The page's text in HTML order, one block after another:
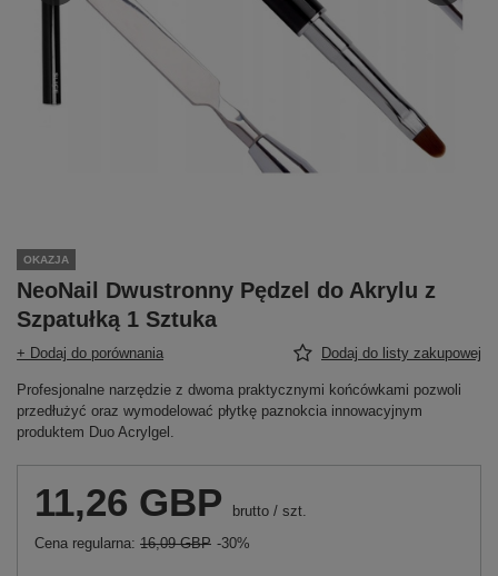
OKAZJA
NeoNail Dwustronny Pędzel do Akrylu z
Szpatułką 1 Sztuka
+ Dodaj do porównania Dodaj do listy zakupowej
Profesjonalne narzędzie z dwoma praktycznymi końcówkami pozwoli
przedłużyć oraz wymodelować płytkę paznokcia innowacyjnym
produktem Duo Acrylgel.
11,26 GBP brutto / szt.
Cena regularna: 16,09 GBP -30%